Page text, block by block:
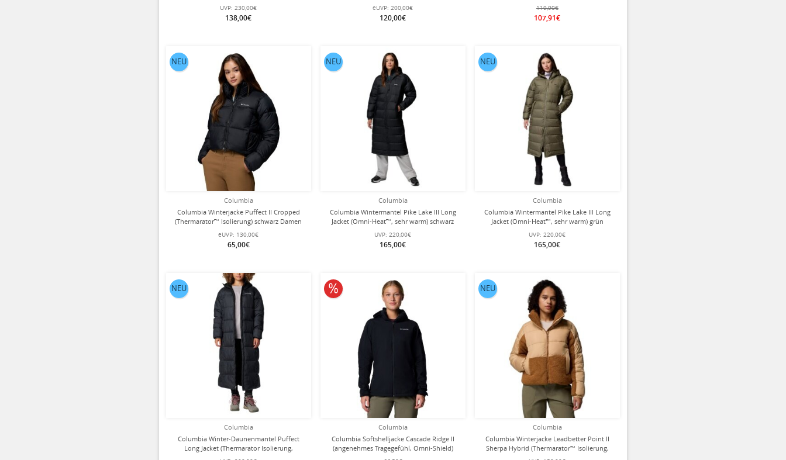
UVP: 230,00€
138,00€
eUVP: 200,00€
120,00€
119,90€
107,91€
Columbia
Columbia Winterjacke Puffect II Cropped
(Thermarator™ Isolierung) schwarz Damen
eUVP: 130,00€
65,00€
NEU
Columbia
Columbia Wintermantel Pike Lake III Long
Jacket (Omni-Heat™, sehr warm) schwarz
UVP: 220,00€
165,00€
NEU
Columbia
Columbia Wintermantel Pike Lake III Long
Jacket (Omni-Heat™, sehr warm) grün
UVP: 220,00€
165,00€
NEU
Columbia
Columbia Winter-Daunenmantel Puffect
Long Jacket (Thermarator Isolierung,
NEU
Columbia
Columbia Softshelljacke Cascade Ridge II
(angenehmes Tragegefühl, Omni-Shield)
10% reduziert
Columbia
Columbia Winterjacke Leadbetter Point II
Sherpa Hybrid (Thermarator™ Isolierung,
NEU